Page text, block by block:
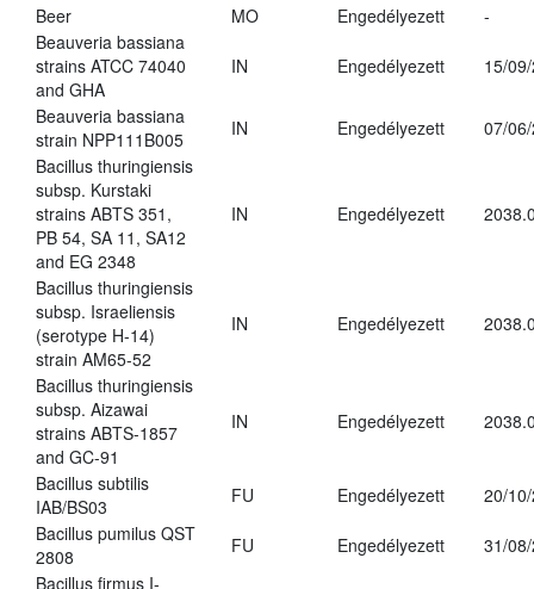
Beer
MO Engedélyezett
-
Beauveria bassiana
strains ATCC 74040
and GHA
IN Engedélyezett 15/
Beauveria bassiana
strain NPP111B005
IN Engedélyezett
07/
Bacillus thuringiensis
subsp. Kurstaki
strains ABTS 351,
PB 54, SA 11, SA12
and EG 2348
IN Engedélyezett
Bacillus thuringiensis
subsp. Israeliensis
(serotype H-14)
strain AM65-52
IN Engedélyezett
Bacillus thuringiensis
subsp. Aizawai
strains ABTS-1857
and GC-91
IN Engedélyezett
Bacillus subtilis
IAB/BS03
FU Engedélyezett
20/
Bacillus pumilus QST
2808
FU Engedélyezett
31/
Bacillus firmus I-